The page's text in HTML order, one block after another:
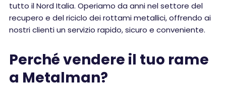
tutto il Nord Italia. Operiamo da anni nel settore del
recupero e del riciclo dei rottami metallici, offrendo ai
nostri clienti un servizio rapido, sicuro e conveniente.
Perché vendere il tuo rame
a Metalman?